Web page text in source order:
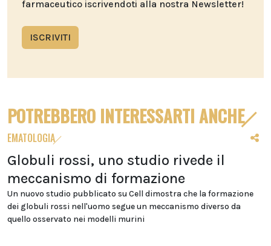
farmaceutico iscrivendoti alla nostra Newsletter!
ISCRIVITI
POTREBBERO INTERESSARTI ANCHE
EMATOLOGIA
Globuli rossi, uno studio rivede il
meccanismo di formazione
Un nuovo studio pubblicato su Cell dimostra che la formazione
dei globuli rossi nell'uomo segue un meccanismo diverso da
quello osservato nei modelli murini